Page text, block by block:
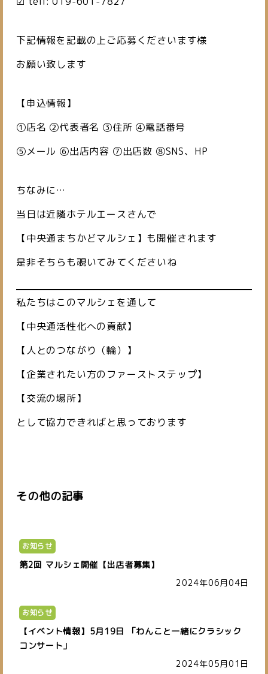
下記情報を記載の上ご応募くださいます様
お願い致します
【申込情報】
①店名 ②代表者名 ③住所 ④電話番号
⑤メール ⑥出店内容 ⑦出店数 ⑧SNS、HP
ちなみに…
当日は近隣ホテルエースさんで
【中央通まちかどマルシェ】も開催されます
是非そちらも覗いてみてくださいね
私たちはこのマルシェを通して
【中央通活性化への貢献】
【人とのつながり（輪）】
【企業されたい方のファーストステップ】
【交流の場所】
として協力できればと思っております
その他の記事
お知らせ
第2回 マルシェ開催【出店者募集】
2024年06月04日
お知らせ
【イベント情報】5月19日 「わんこと一緒にクラシック
コンサート」
2024年05月01日